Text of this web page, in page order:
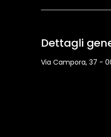
Dettagli
Via Campora, 37 -